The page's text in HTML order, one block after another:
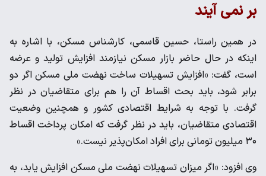
بر نمی آیند
در همین راستا، حسین قاسمی، کارشناس مسکن، با اشاره به
اینکه در حال حاضر بازار مسکن نیازمند افزایش تولید و عرضه
است، گفت: «افزایش تسهیلات ساخت نهضت ملی مسکن اگر دو
برابر شود، باید بحث اقساط آن را هم برای متقاضیان در نظر
گرفت. با توجه به شرایط اقتصادی کشور و همچنین وضعیت
اقتصادی متقاضیان، باید در نظر گرفت که امکان پرداخت اقساط
۳۰ میلیون تومانی برای افراد امکان‌پذیر نیست.»
وی افزود: «اگر میزان تسهیلات نهضت ملی مسکن افزایش یابد، به